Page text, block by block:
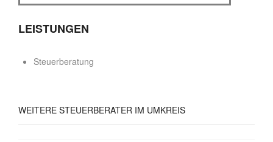
LEISTUNGEN
Steuerberatung
WEITERE STEUERBERATER IM UMKREIS